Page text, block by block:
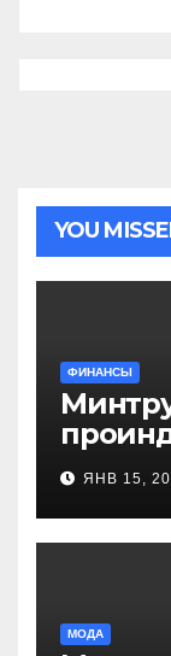
YOU
ФИНАНСЫ
более
ЯНВ 15,
МОДА